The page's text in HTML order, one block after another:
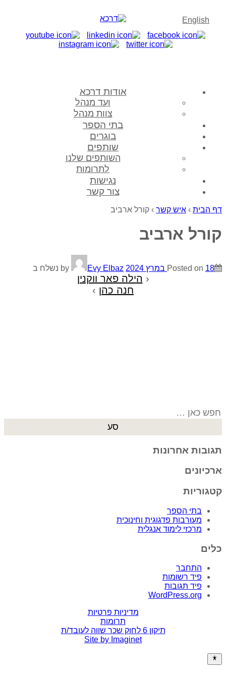
English
אודות דרכא
ועד מנהל
צוות מנהל
בתי הספר
בוגרים
שותפים
השותפים שלנו
לתרומות
נגישות
צור קשר
דף הבית › איש קשר › קורל ארביב
קורל ארביב
Posted on 18 במרץ 2024 Evy Elbaz נשלח ב
‹ הילה פאר ווקנין
חנה כהן ›
Search
for:
תגובות אחרונות
ארכיונים
קטגוריות
בתי הספר
מעורבות פדגוגית וחינוכית
מרכזי לימוד אנגלית
כלים
התחבר
פיד רשומות
פיד תגובות
WordPress.org
מדיניות פרטיות
תרומות
תיקון 6 לחוק שכר שווה לעובד/ת
Site by Imaginet